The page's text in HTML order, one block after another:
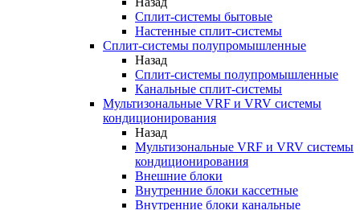
Сплит-системы бытовые
Настенные сплит-системы
Сплит-системы полупромышленные
Назад
Сплит-системы полупромышленные
Канальные сплит-системы
Мультизональные VRF и VRV системы
кондиционирования
Назад
Мультизональные VRF и VRV системы
кондиционирования
Внешние блоки
Внутренние блоки кассетные
Внутренние блоки канальные